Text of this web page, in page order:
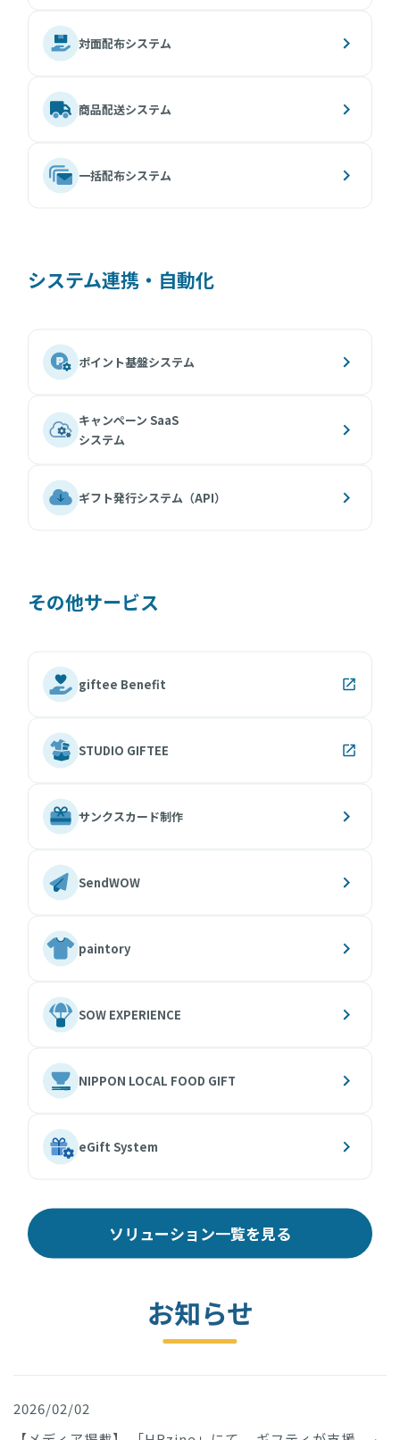
対面配布システム
商品配送システム
一括配布システム
システム連携・自動化
ポイント基盤システム
キャンペーン SaaS
システム
ギフト発行システム（API）
その他サービス
giftee Benefit
STUDIO GIFTEE
サンクスカード制作
SendWOW
paintory
SOW EXPERIENCE
NIPPON LOCAL FOOD GIFT
eGift System
ソリューション一覧を見る
お知らせ
2026/02/02